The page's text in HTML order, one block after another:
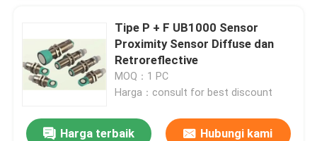
Tentang kami
Tur Pabrik
Tipe P + F UB1000 Sensor
Proximity Sensor Diffuse dan
Retroreflective
MOQ：1 PC
Harga：consult for best discount
Harga terbaik Hubungi kami